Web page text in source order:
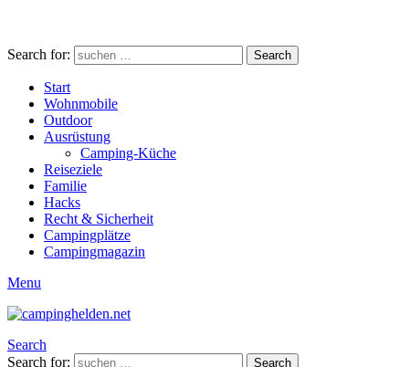
Search for: Search
Start
Wohnmobile
Outdoor
Ausrüstung
Camping-Küche
Reiseziele
Familie
Hacks
Recht & Sicherheit
Campingplätze
Campingmagazin
Menu
Search
Search for:
Search